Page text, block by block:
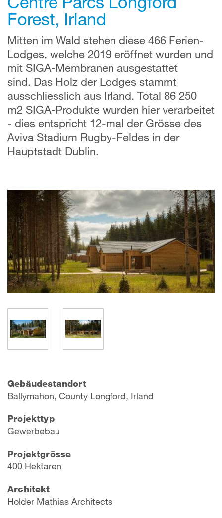
Forest, Irland
Mitten im Wald stehen diese 466 Ferien-
Lodges, welche 2019 eröffnet wurden und
mit SIGA-Membranen ausgestattet
sind. Das Holz der Lodges stammt
ausschliesslich aus Irland. Total 86 250
m2 SIGA-Produkte wurden hier verarbeitet
- dies entspricht 12-mal der Grösse des
Aviva Stadium Rugby-Feldes in der
Hauptstadt Dublin.
Gebäudestandort
Ballymahon, County Longford, Irland
Projekttyp
Gewerbebau
Projektgrösse
400 Hektaren
Architekt
​Holder Mathias Architects